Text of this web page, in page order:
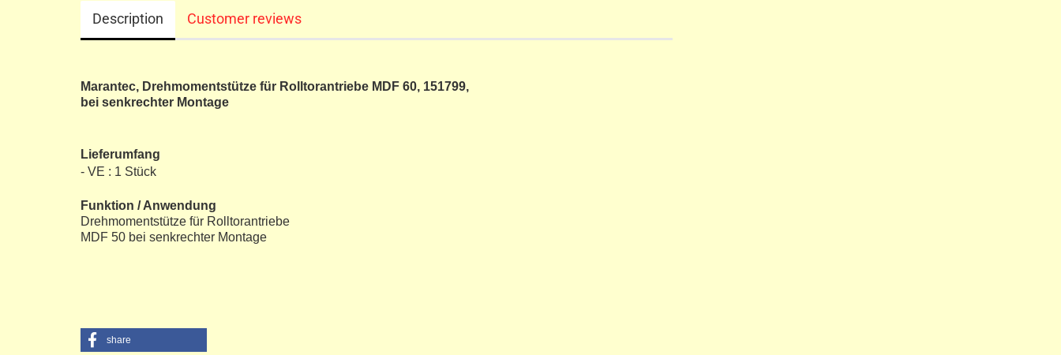
Description Customer reviews
Marantec, Drehmomentstütze für Rolltorantriebe MDF 60, 151799,
bei senkrechter Montage
Lieferumfang
- VE : 1 Stück
Funktion / Anwendung
Drehmomentstütze für Rolltorantriebe
MDF 50 bei senkrechter Montage
share